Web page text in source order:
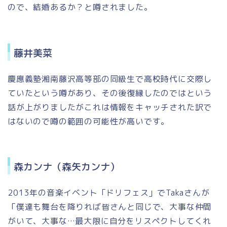
ので、結婚あるか？と噂されました。
藤井美菜
慶應義塾湘南藤沢高等部の同級生で高校時代に交際し
ていたという噂があり、その後復縁したのではという
話が上がりましたがこれは情報をキャッチされた訳で
はないので噂の範囲の可能性が高いです。
森カンナ（森矢カンナ）
2013年の音楽イベント「ドリフェス」でTakaさんが
「僕達も舞台を降りれば皆さんと同じで、大事な仲間
がいて、大事な…最大限に自分をリスペクトしてくれ